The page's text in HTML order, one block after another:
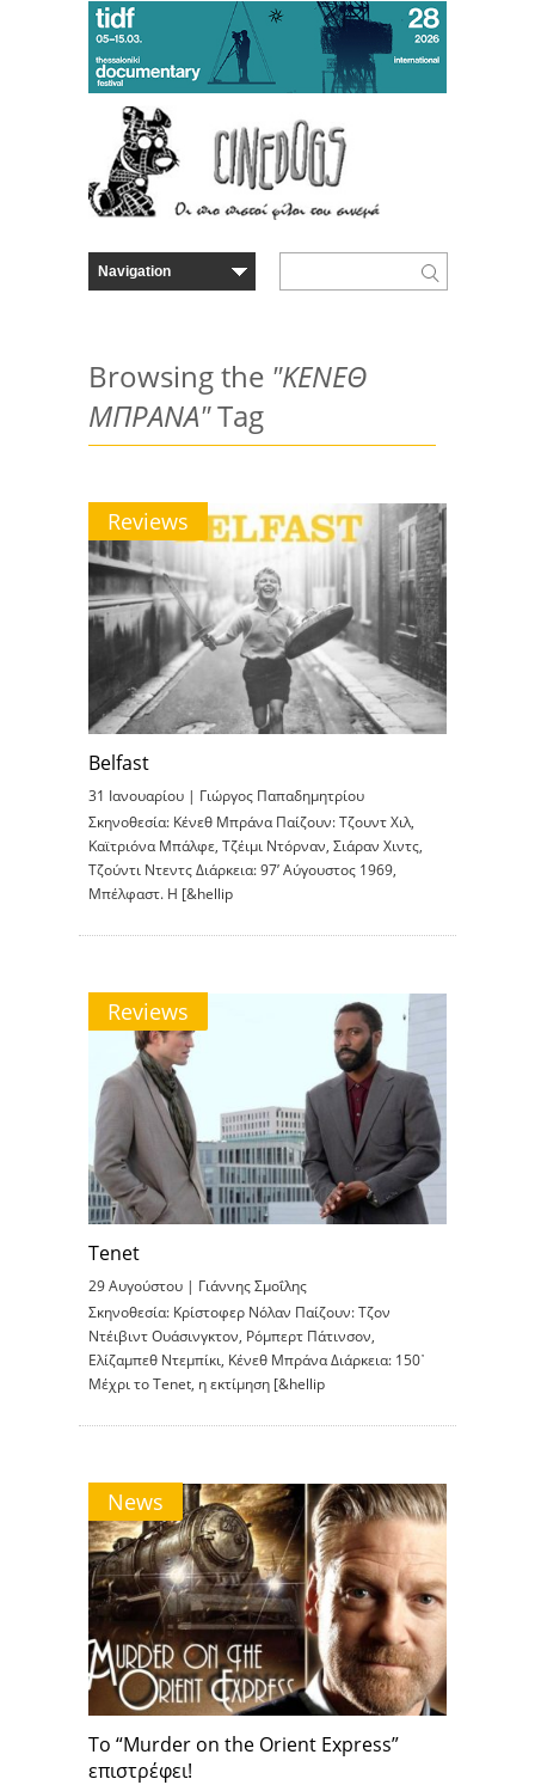
Browsing the "ΚΕΝΕΘ
ΜΠΡΑΝΑ"Tag
Reviews
Belfast
31 Ιανουαρίου | Γιώργος Παπαδημητρίου
Σκηνοθεσία: Κένεθ Μπράνα Παίζουν: Τζουντ Χιλ,
Καϊτριόνα Μπάλφε, Τζέιμι Ντόρναν, Σιάραν Χιντς,
Τζούντι Ντεντς Διάρκεια: 97’ Αύγουστος 1969,
Μπέλφαστ. Η [&hellip
Reviews
Tenet
29 Αυγούστου | Γιάννης Σμοΐλης
Σκηνοθεσία: Κρίστοφερ Νόλαν Παίζουν: Τζον
Ντέιβιντ Ουάσινγκτον, Ρόμπερτ Πάτινσον,
Ελίζαμπεθ Ντεμπίκι, Κένεθ Μπράνα Διάρκεια: 150᾽
Mέχρι το Τenet, η εκτίμηση [&hellip
News
Το “Murder on the Orient Express”
επιστρέφει!